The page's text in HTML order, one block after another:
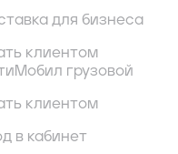
для бизнеса
клиентом
грузовой
клиентом
в кабинет